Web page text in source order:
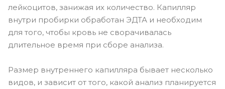
лейкоцитов, занижая их количество. Капилляр
внутри пробирки обработан ЭДТА и необходим
для того, чтобы кровь не сворачивалась
длительное время при сборе анализа.
Размер внутреннего капилляра бывает несколько
видов, и зависит от того, какой анализ планируется